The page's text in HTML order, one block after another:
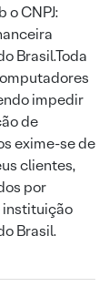
o CNPJ:
Brasil.Toda
impedir
de
exime-se de
clientes,
por
instituição
Brasil.